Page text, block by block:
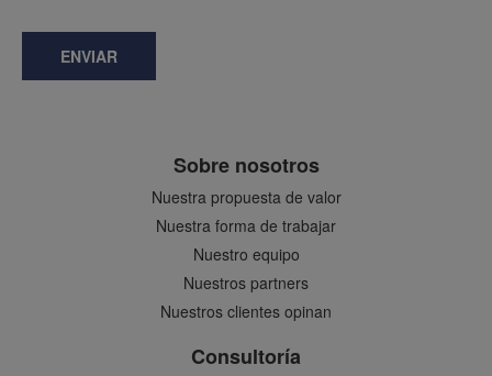
ENVIAR
Sobre nosotros
Nuestra propuesta de valor
Nuestra forma de trabajar
Nuestro equipo
Nuestros partners
Nuestros clientes opinan
Consultoría